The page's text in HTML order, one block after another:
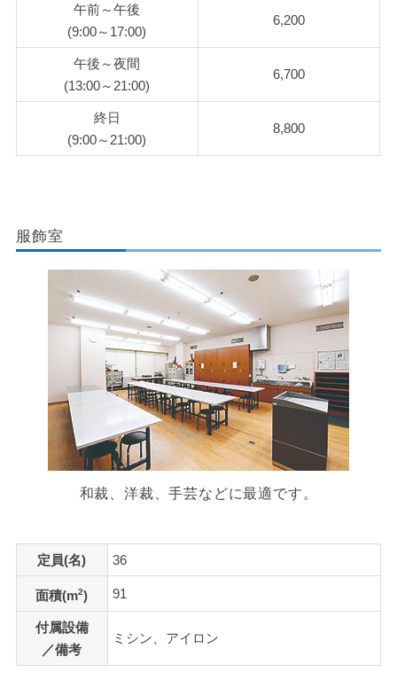
午前～午後
(9:00～17:00)
6,200
午後～夜間
(13:00～21:00)
6,700
終日
(9:00～21:00)
8,800
服飾室
和裁、洋裁、手芸などに最適です。
定員(名) 36
面積(m2) 91
付属設備
／備考
ミシン、アイロン